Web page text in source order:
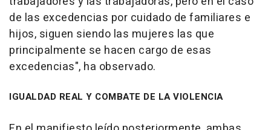
de las excedencias por cuidado de familiares e
hijos, siguen siendo las mujeres las que
principalmente se hacen cargo de esas
excedencias", ha observado.
IGUALDAD REAL Y COMBATE DE LA VIOLENCIA